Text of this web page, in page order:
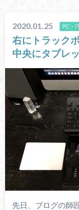
2020.01.25 PC・
右にトラック
中央にタブレ
先日、ブログの師